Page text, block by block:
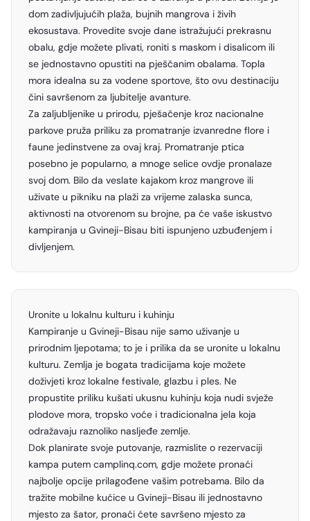
dom zadivljujućih plaža, bujnih mangrova i živih
ekosustava. Provedite svoje dane istražujući prekrasnu
obalu, gdje možete plivati, roniti s maskom i disalicom ili
se jednostavno opustiti na pješčanim obalama. Topla
mora idealna su za vodene sportove, što ovu destinaciju
čini savršenom za ljubitelje avanture.
Za zaljubljenike u prirodu, pješačenje kroz nacionalne
parkove pruža priliku za promatranje izvanredne flore i
faune jedinstvene za ovaj kraj. Promatranje ptica
posebno je popularno, a mnoge selice ovdje pronalaze
svoj dom. Bilo da veslate kajakom kroz mangrove ili
uživate u pikniku na plaži za vrijeme zalaska sunca,
aktivnosti na otvorenom su brojne, pa će vaše iskustvo
kampiranja u Gvineji-Bisau biti ispunjeno uzbuđenjem i
divljenjem.
Uronite u lokalnu kulturu i kuhinju
Kampiranje u Gvineji-Bisau nije samo uživanje u
prirodnim ljepotama; to je i prilika da se uronite u lokalnu
kulturu. Zemlja je bogata tradicijama koje možete
doživjeti kroz lokalne festivale, glazbu i ples. Ne
propustite priliku kušati ukusnu kuhinju koja nudi svježe
plodove mora, tropsko voće i tradicionalna jela koja
odražavaju raznoliko nasljeđe zemlje.
Dok planirate svoje putovanje, razmislite o rezervaciji
kampa putem camplinq.com, gdje možete pronaći
najbolje opcije prilagođene vašim potrebama. Bilo da
tražite mobilne kućice u Gvineji-Bisau ili jednostavno
mjesto za šator, pronaći ćete savršeno mjesto za